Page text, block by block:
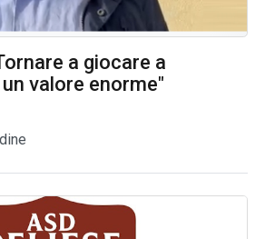
a giocare a
valore enorme"